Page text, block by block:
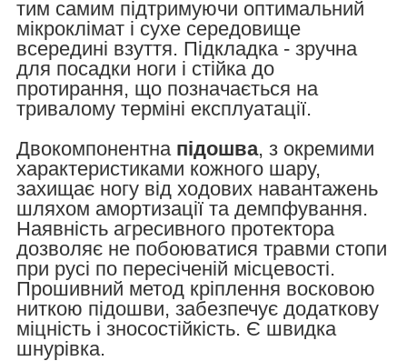
тим самим підтримуючи оптимальний
мікроклімат і сухе середовище
всередині взуття. Підкладка - зручна
для посадки ноги і стійка до
протирання, що позначається на
тривалому терміні експлуатації.
Двокомпонентна підошва, з окремими
характеристиками кожного шару,
захищає ногу від ходових навантажень
шляхом амортизації та демпфування.
Наявність агресивного протектора
дозволяє не побоюватися травми стопи
при русі по пересіченій місцевості.
Прошивний метод кріплення восковою
ниткою підошви, забезпечує додаткову
міцність і зносостійкість. Є швидка
шнурівка.